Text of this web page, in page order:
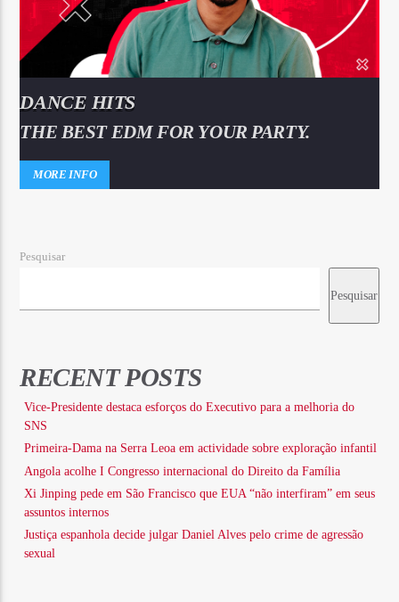
DANCE HITS
THE BEST EDM FOR YOUR PARTY.
MORE INFO
Pesquisar
Pesquisar
RECENT POSTS
Vice-Presidente destaca esforços do Executivo para a melhoria do
SNS
Primeira-Dama na Serra Leoa em actividade sobre exploração infantil
Angola acolhe I Congresso internacional do Direito da Família
Xi Jinping pede em São Francisco que EUA “não interfiram” em seus
assuntos internos
Justiça espanhola decide julgar Daniel Alves pelo crime de agressão
sexual